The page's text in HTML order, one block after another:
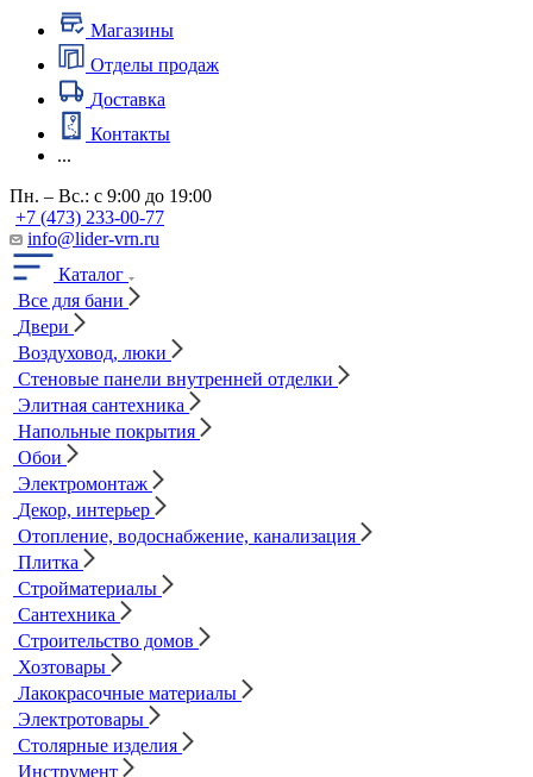
Магазины
Отделы продаж
Доставка
Контакты
...
Пн. – Вс.: с 9:00 до 19:00
+7 (473) 233-00-77
info@lider-vrn.ru
Каталог
Все для бани
Двери
Воздуховод, люки
Стеновые панели внутренней отделки
Элитная сантехника
Напольные покрытия
Обои
Электромонтаж
Декор, интерьер
Отопление, водоснабжение, канализация
Плитка
Стройматериалы
Сантехника
Строительство домов
Хозтовары
Лакокрасочные материалы
Электротовары
Столярные изделия
Инструмент